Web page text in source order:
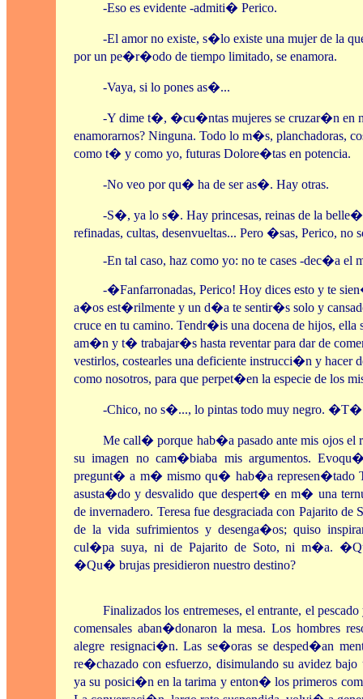
-Eso es evidente -admiti� Perico.
-El amor no existe, s�lo existe una mujer de la
por un pe�r�odo de tiempo limitado, se enamora.
-Vaya, si lo pones as�...
-Y dime t�, �cu�ntas mujeres se cruzar�n en
enamorarnos? Ninguna. Todo lo m�s, planchadoras,
como t� y como yo, futuras Dolore�tas en potencia.
-No veo por qu� ha de ser as�. Hay otras.
-S�, ya lo s�. Hay princesas, reinas de la
refinadas, cultas, desenvueltas... Pero �sas, Perico, no
-En tal caso, haz como yo: no te cases -dec�a el
-�Fanfarronadas, Perico! Hoy dices esto y te
a�os est�rilmente y un d�a te sentir�s solo y
cruce en tu camino. Tendr�is una docena de hijos,
am�n y t� trabajar�s hasta reventar para dar de
vestirlos, costearles una deficiente instrucci�n y hacer
como nosotros, para que perpet�en la especie de los
-Chico, no s�..., lo pintas todo muy negro. �T�
Me call� porque hab�a pasado ante mis ojos el
su imagen no cam�biaba mis argumentos.
pregunt� a m� mismo qu� hab�a represen�tado
asusta�do y desvalido que despert� en m� una
de invernadero. Teresa fue desgraciada con Pajarito
de la vida sufrimientos y desenga�os; quiso
cul�pa suya, ni de Pajarito de Soto, ni m�a.
�Qu� brujas presidieron nuestro destino?
Finalizados los entremeses, el entrante, el
comensales aban�donaron la mesa. Los hombres
alegre resignaci�n. Las se�oras se desped�an
re�chazado con esfuerzo, disimulando su avidez bajo
ya su posici�n en la tarima y enton� los primeros